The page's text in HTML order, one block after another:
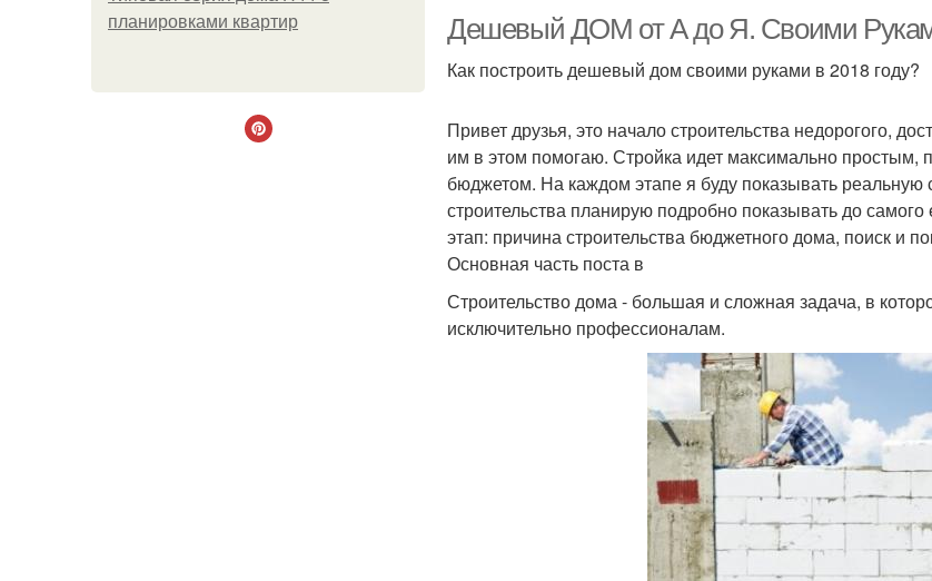
планировками квартир
Дешевый ДОМ от А до Я. Своими
Как построить дешевый дом своими руками в 2018 году?
Привет друзья, это начало строительства недорогого,
им в этом помогаю. Стройка идет максимально
бюджетом. На каждом этапе я буду показывать
строительства планирую подробно показывать до
этап: причина строительства бюджетного дома, поиск и
Основная часть поста в
Строительство дома - большая и сложная задача, в
исключительно профессионалам.